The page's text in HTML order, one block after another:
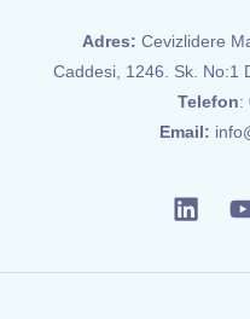
Adres: Cevizlidere
Caddesi, 1246. Sk. No:1
Telefon:
Email: